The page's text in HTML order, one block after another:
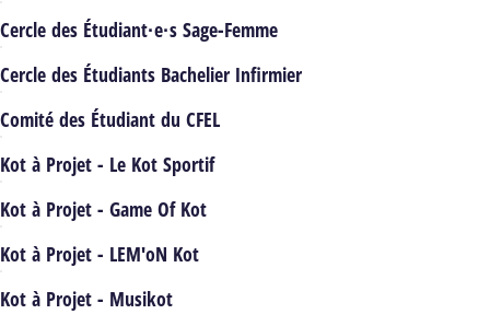
Cercle des Étudiant·e·s Sage-Femme
Cercle des Étudiants Bachelier Infirmier
Comité des Étudiant du CFEL
Kot à Projet - Le Kot Sportif
Kot à Projet - Game Of Kot
Kot à Projet - LEM'oN Kot
Kot à Projet - Musikot